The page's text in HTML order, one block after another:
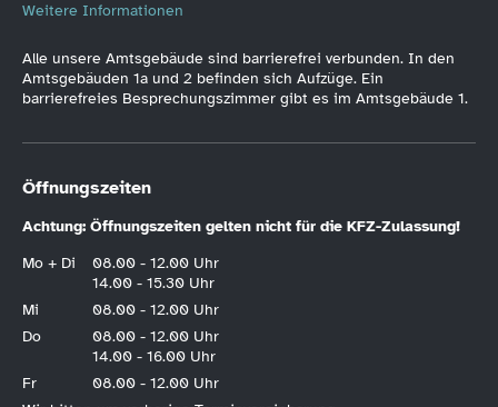
Weitere Informationen
Alle unsere Amtsgebäude sind barrierefrei verbunden. In den
Amtsgebäuden 1a und 2 befinden sich Aufzüge. Ein
barrierefreies Besprechungszimmer gibt es im Amtsgebäude 1.
Öffnungszeiten
Achtung: Öffnungszeiten gelten nicht für die KFZ-Zulassung!
Mo + Di
08.00 - 12.00 Uhr
14.00 - 15.30 Uhr
Mi
08.00 - 12.00 Uhr
Do
08.00 - 12.00 Uhr
14.00 - 16.00 Uhr
Fr
08.00 - 12.00 Uhr